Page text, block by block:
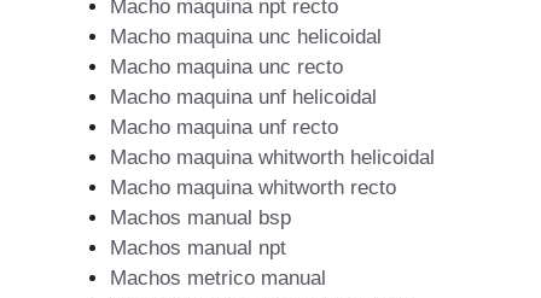
Macho maquina npt recto
Macho maquina unc helicoidal
Macho maquina unc recto
Macho maquina unf helicoidal
Macho maquina unf recto
Macho maquina whitworth helicoidal
Macho maquina whitworth recto
Machos manual bsp
Machos manual npt
Machos metrico manual